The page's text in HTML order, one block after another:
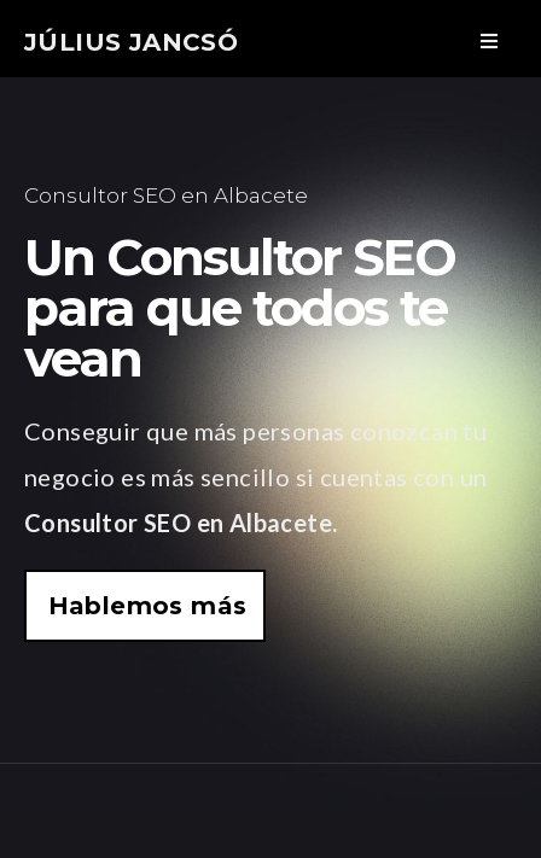
JÚLIUS JANCSÓ
Consultor SEO en Albacete
Un Consultor SEO
para que todos te
vean
Conseguir que más personas conozcan tu
negocio es más sencillo si cuentas con un
Consultor SEO en Albacete.
Hablemos más